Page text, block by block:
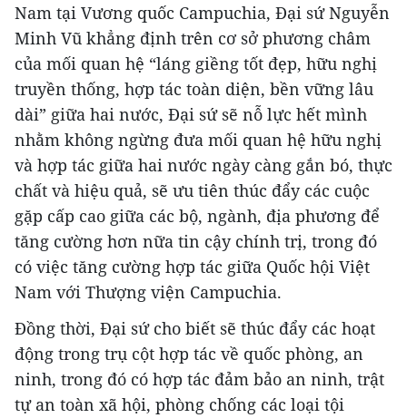
Nam tại Vương quốc Campuchia, Đại sứ Nguyễn
Minh Vũ khẳng định trên cơ sở phương châm
của mối quan hệ “láng giềng tốt đẹp, hữu nghị
truyền thống, hợp tác toàn diện, bền vững lâu
dài” giữa hai nước, Đại sứ sẽ nỗ lực hết mình
nhằm không ngừng đưa mối quan hệ hữu nghị
và hợp tác giữa hai nước ngày càng gắn bó, thực
chất và hiệu quả, sẽ ưu tiên thúc đẩy các cuộc
gặp cấp cao giữa các bộ, ngành, địa phương để
tăng cường hơn nữa tin cậy chính trị, trong đó
có việc tăng cường hợp tác giữa Quốc hội Việt
Nam với Thượng viện Campuchia.
Đồng thời, Đại sứ cho biết sẽ thúc đẩy các hoạt
động trong trụ cột hợp tác về quốc phòng, an
ninh, trong đó có hợp tác đảm bảo an ninh, trật
tự an toàn xã hội, phòng chống các loại tội